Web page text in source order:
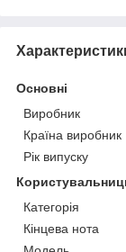
Основні
Виробник
Країна виробник
Рік випуску
Категорія
Кінцева нота